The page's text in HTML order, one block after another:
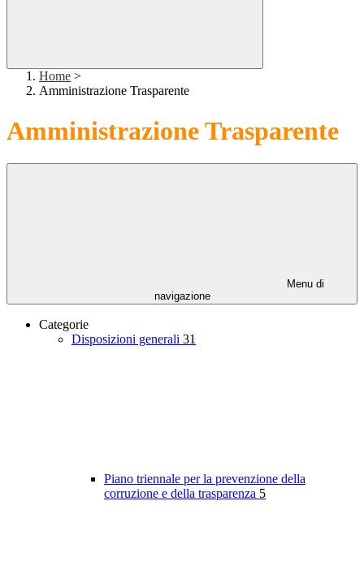
Home >
Amministrazione Trasparente
Amministrazione Trasparente
Menu di
navigazione
Categorie
Disposizioni generali 31
Piano triennale per la prevenzione della
corruzione e della trasparenza 5